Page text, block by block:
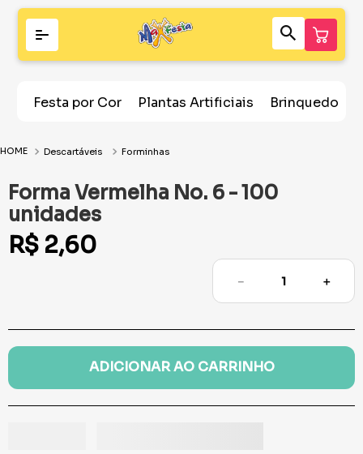
Festa por Cor Plantas Artificiais Brinquedos
Descartáveis Forminhas
Forma Vermelha No. 6 - 100
unidades
R$ 2,60
＋
－
ADICIONAR AO CARRINHO